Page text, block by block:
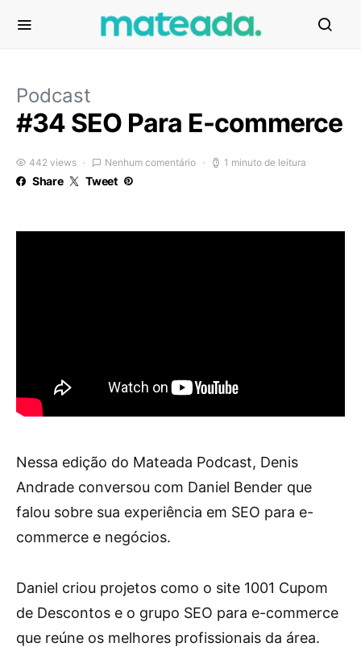
Podcast
#34 SEO Para E-commerce
442 views Nenhum comentário 1 minuto de leitura
Share Tweet
Nessa edição do Mateada Podcast, Denis
Andrade conversou com Daniel Bender que
falou sobre sua experiência em SEO para e-
commerce e negócios.
Daniel criou projetos como o site 1001 Cupom
de Descontos e o grupo SEO para e-commerce
que reúne os melhores profissionais da área.